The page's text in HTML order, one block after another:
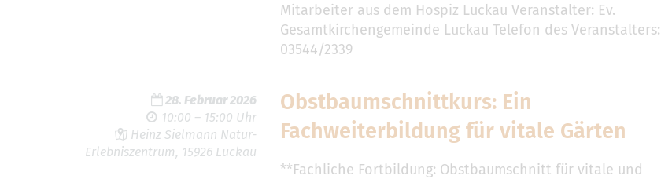
Mitarbeiter aus dem Hospiz Luckau Veranstalter: Ev.
Gesamtkirchengemeinde Luckau Telefon des Veranstalters:
03544/2339
28. Februar 2026
10:00 – 15:00 Uhr
Heinz Sielmann Natur-
Erlebniszentrum, 15926 Luckau
Obstbaumschnittkurs: Ein
Fachweiterbildung für vitale Gärten
**Fachliche Fortbildung: Obstbaumschnitt für vitale und